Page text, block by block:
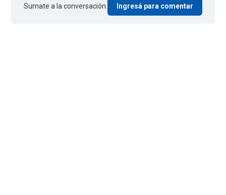
Sumate a la conversación. Ingresá para comentar